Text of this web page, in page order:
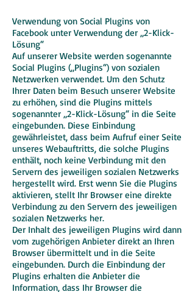
Verwendung von Social Plugins von
Facebook unter Verwendung der „2-Klick-
Lösung“
Auf unserer Website werden sogenannte
Social Plugins („Plugins“) von sozialen
Netzwerken verwendet. Um den Schutz
Ihrer Daten beim Besuch unserer Website
zu erhöhen, sind die Plugins mittels
sogenannter „2-Klick-Lösung“ in die Seite
eingebunden. Diese Einbindung
gewährleistet, dass beim Aufruf einer Seite
unseres Webauftritts, die solche Plugins
enthält, noch keine Verbindung mit den
Servern des jeweiligen sozialen Netzwerks
hergestellt wird. Erst wenn Sie die Plugins
aktivieren, stellt Ihr Browser eine direkte
Verbindung zu den Servern des jeweiligen
sozialen Netzwerks her.
Der Inhalt des jeweiligen Plugins wird dann
vom zugehörigen Anbieter direkt an Ihren
Browser übermittelt und in die Seite
eingebunden. Durch die Einbindung der
Plugins erhalten die Anbieter die
Information, dass Ihr Browser die